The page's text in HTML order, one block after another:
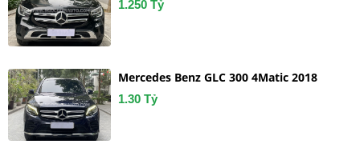
1.250 Tỷ
Mercedes Benz GLC 300 4Matic 2018
1.30 Tỷ